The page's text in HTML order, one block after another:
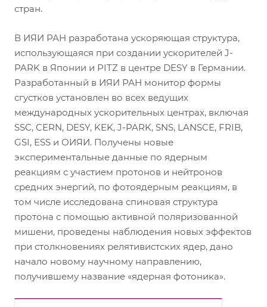
стран.
В ИЯИ РАН разработана ускоряющая структура,
использующаяся при создании ускорителей J-
PARK в Японии и PITZ в центре DESY в Германии.
Разработанный в ИЯИ РАН монитор формы
сгустков установлен во всех ведущих
международных ускорительных центрах, включая
SSC, CERN, DESY, KEK, J-PARK, SNS, LANSCE, FRIB,
GSI, ESS и ОИЯИ. Получены новые
экспериментальные данные по ядерным
реакциям с участием протонов и нейтронов
средних энергий, по фотоядерным реакциям, в
том числе исследована спиновая структура
протона с помощью активной поляризованной
мишени, проведены наблюдения новых эффектов
при столкновениях релятивистских ядер, дано
начало новому научному направлению,
получившему название «ядерная фотоника».